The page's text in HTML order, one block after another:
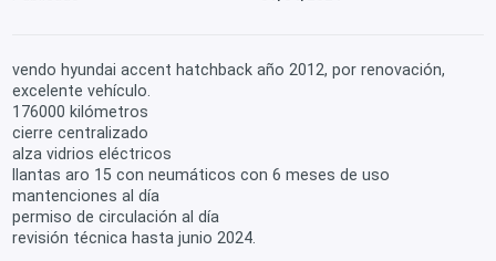
vendo hyundai accent hatchback año 2012, por renovación,
excelente vehículo.
176000 kilómetros
cierre centralizado
alza vidrios eléctricos
llantas aro 15 con neumáticos con 6 meses de uso
mantenciones al día
permiso de circulación al día
revisión técnica hasta junio 2024.